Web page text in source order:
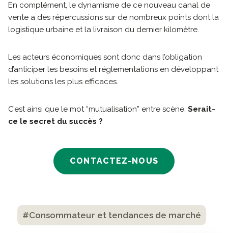
En complément, le dynamisme de ce nouveau canal de
vente a des répercussions sur de nombreux points dont la
logistique urbaine et la livraison du dernier kilomètre.
Les acteurs économiques sont donc dans l’obligation
d’anticiper les besoins et réglementations en développant
les solutions les plus efficaces.
C’est ainsi que le mot “mutualisation” entre scène. Serait-
ce le secret du succès ?
CONTACTEZ-NOUS
#Consommateur et tendances de marché